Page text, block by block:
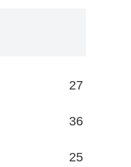
27
36
25